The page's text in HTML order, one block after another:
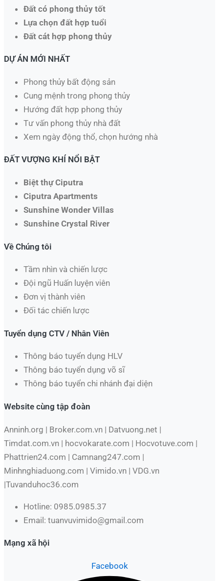
Đất có phong thủy tốt
Lựa chọn đất hợp tuổi
Đất cát hợp phong thủy
DỰ ÁN MỚI NHẤT
Phong thủy bất động sản
Cung mệnh trong phong thủy
Hướng đất hợp phong thủy
Tư vấn phong thủy nhà đất
Xem ngày động thổ, chọn hướng nhà​
ĐẤT VƯỢNG KHÍ NỔI BẬT
Biệt thự Ciputra
Ciputra Apartments
Sunshine Wonder Villas
Sunshine Crystal River
Về Chúng tôi
Tầm nhìn và chiến lược
Đội ngũ Huấn luyện viên
Đơn vị thành viên
Đối tác chiến lược
Tuyển dụng CTV / Nhân Viên
Thông báo tuyển dụng HLV
Thông báo tuyển dụng võ sĩ
Thông báo tuyển chi nhánh đại diện
Website cùng tập đoàn
Anninh.org | Broker.com.vn | Datvuong.net |
Timdat.com.vn | hocvokarate.com | Hocvotuve.com |
Phattrien24.com | Camnang247.com |
Minhnghiaduong.com | Vimido.vn | VDG.vn
|Tuvanduhoc36.com
Hotline: 0985.0985.37
Email: tuanvuvimido@gmail.com
Mạng xã hội
Facebook